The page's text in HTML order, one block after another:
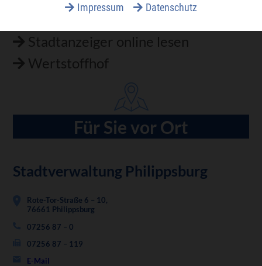
Stadtanzeiger online lesen
Wertstoffhof
Für Sie vor Ort
Stadtverwaltung Philippsburg
Rote-Tor-Straße 6 – 10,
76661 Philippsburg
07256 87 – 0
07256 87 – 119
E-Mail
Impressum Datenschutz